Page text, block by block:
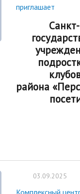
приглашает
района
03.09.2025
Комплексный